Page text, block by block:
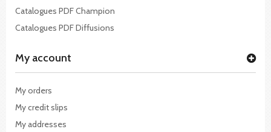
Catalogues PDF Champion
Catalogues PDF Diffusions
My account
My orders
My credit slips
My addresses